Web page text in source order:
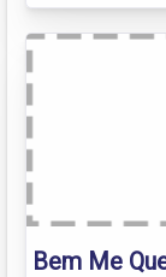
Bem Me